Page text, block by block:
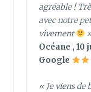
agréable !
avec notre
vivement
Océane , 10
Google
« Je viens de